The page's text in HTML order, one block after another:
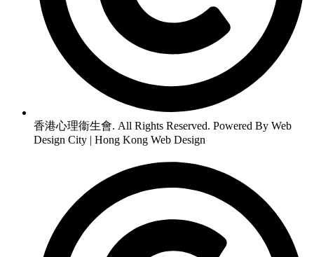
香港心理衞生會. All Rights Reserved. Powered By Web
Design City | Hong Kong Web Design